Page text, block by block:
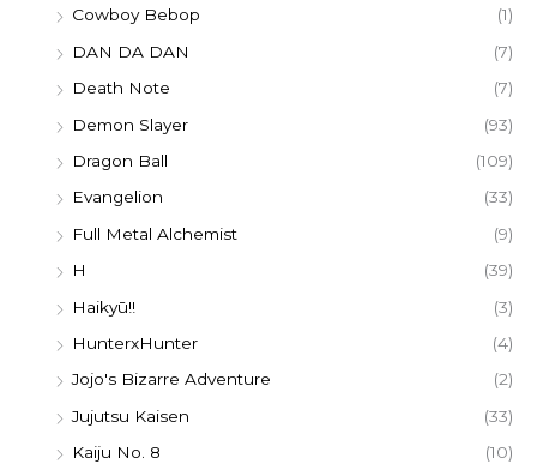
Cowboy Bebop
(1)
DAN DA DAN
(7)
Death Note
(7)
Demon Slayer
(93)
Dragon Ball
(109)
Evangelion
(33)
Full Metal Alchemist
(9)
H
(39)
Haikyū!!
(3)
HunterxHunter
(4)
Jojo's Bizarre Adventure
(2)
Jujutsu Kaisen
(33)
Kaiju No. 8
(10)